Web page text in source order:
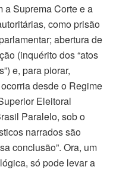
a Suprema Corte e a
como prisão
abertura de
(inquérito dos “atos
e, para piorar,
desde o Regime
Eleitoral
Paralelo, sob o
narrados são
conclusão”. Ora, um
só pode levar a